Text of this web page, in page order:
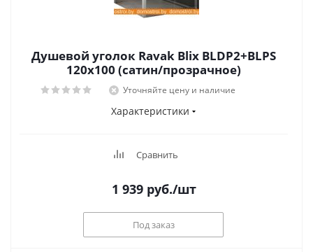
Душевой уголок Ravak Blix BLDP2+BLPS
120x100 (сатин/прозрачное)
Уточняйте цену и наличие
Характеристики
Сравнить
1 939 руб./шт
Под заказ